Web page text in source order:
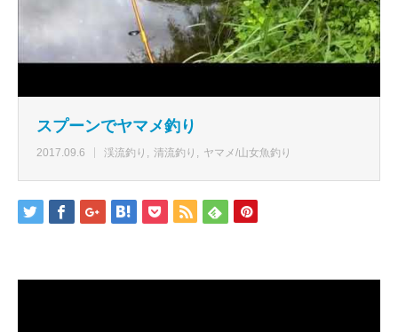
スプーンでヤマメ釣り
2017.09.6 渓流釣り 清流釣り ヤマメ/山女魚釣り